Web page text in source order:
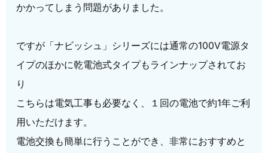
かかってしまう問題がありました。
ですが「ナビッシュ」シリーズには通常の100V電源タ
イプのほかに乾電池式タイプもラインナップされてお
り
こちらは電気工事も必要なく、１回の電池で約1年ご利
用いただけます。
電池交換も簡単に行うことができ、非常におすすめと